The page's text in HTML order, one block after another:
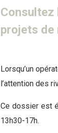
Consultez
projets de
Lorsqu’un
l’attention des
Ce dossier est
13h30-17h.